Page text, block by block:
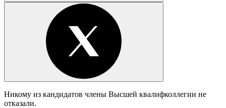
Никому из кандидатов члены Высшей квалифколлегии не
отказали.